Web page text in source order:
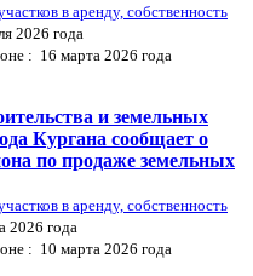
в аренду, собственность
2026 года
: 16 марта 2026 года
и земельных
Кургана сообщает о
по продаже земельных
в аренду, собственность
2026 года
: 10 марта 2026 года